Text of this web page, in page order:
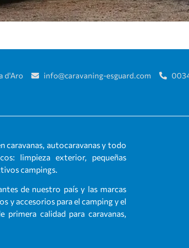
d'Aro info@caravaning-esguard.com
caravanas, autocaravanas y todo
limpieza exterior, pequeñas
campings.
de nuestro país y las marcas
y accesorios para el camping y el
primera calidad para caravanas,